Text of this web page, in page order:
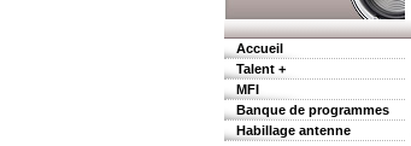
Accueil
Talent +
MFI
Banque de programmes
Habillage antenne